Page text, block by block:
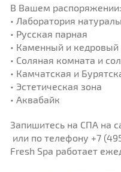
В Вашем распоряжении:
• Лаборатория
• Русская парная
• Каменный и
• Соляная комната и
• Камчатская и
• Эстетическая зона
• Аквабайк
Запишитесь на СПА на
или по телефону +7
Fresh Spa работает